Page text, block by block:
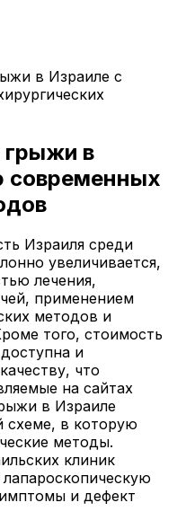
в Израиле с
грыжи в
современных
Израиля среди
увеличивается,
лечения,
применением
методов и
того, стоимость
и
что
на сайтах
в Израиле
схеме, в которую
методы.
клиник
и дефект